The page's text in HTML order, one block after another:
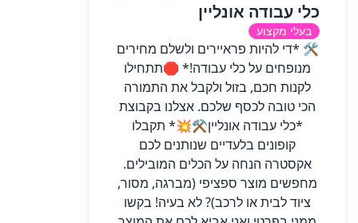
כלי עבודה אונליין
בעלי מקצוע
​🛠️ *די להיות פראיירים ולשלם מחירים
מנופחים על כלי עבודה!* 🛑 ​תתחילו
לקנות חכם, בזול ולקבל את התמורה
הכי טובה לכסף שלכם. אצלנו בקבוצת
*כלי עבודה אונליין⚒️💥* תקבלו
קופונים בלעדיים שנותנים לכם
אקסטרה הנחה על הכלים המובילים. ​
מחפשים מוצר ספציפי (מברגה, מסור,
ציוד לבית או לרכב)? לא בעיה! בקשו